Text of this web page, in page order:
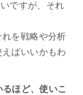
ですが、それ
を戦略や分析
ばいいかもわ
ほど、使いこ